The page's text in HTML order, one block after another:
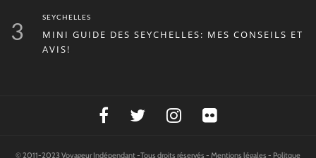
3
SEYCHELLES
MINI GUIDE DES SEYCHELLES: MES CONSEILS ET
AVIS!
© 2011-2023 Voyageur Indépendant -Tous droits réservés - Mentions légales - Politque